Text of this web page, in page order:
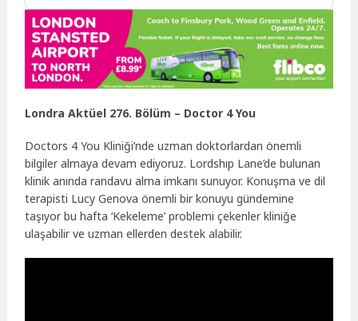
Londra Aktüel 276. Bölüm – Doctor 4 You
Doctors 4 You Kliniği’nde uzman doktorlardan önemli
bilgiler almaya devam ediyoruz. Lordshıp Lane’de bulunan
klinik anında randavu alma imkanı sunuyor. Konuşma ve dil
terapisti Lucy Genova önemli bir konuyu gündemine
taşıyor bu hafta ‘Kekeleme’ problemi çekenler kliniğe
ulaşabilir ve uzman ellerden destek alabilir.